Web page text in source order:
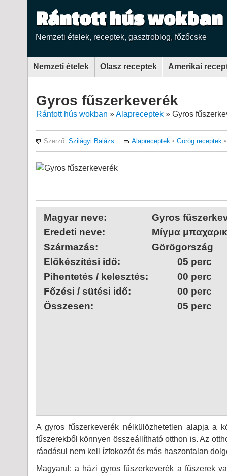
Rántott hús wokban
Nemzeti ételek, receptek, gasztroblog, főzőcske
Nemzeti ételek Olasz receptek Amerikai
Gyros fűszerkeverék
Rántott hús wokban »Alapreceptek» Gyros
Szerző: Szilágyi Balázs Alapreceptek• Görög receptek•
Magyar neve:
Gyros
Eredeti neve:
Μίγμα
Származás:
Görögország
Előkészítési idő:
05 perc
Pihentetés / kelesztés:
00 perc
Főzési / sütési idő:
00 perc
Összesen:
05 perc
A gyros fűszerkeverék nélkülözhetetlen alapja a
fűszerekből könnyen összeállítható otthon is. Az
ráadásul nem kell ízfokozót és más haszontalan
Magyarul: a házi gyros fűszerkeverék a fűszerek